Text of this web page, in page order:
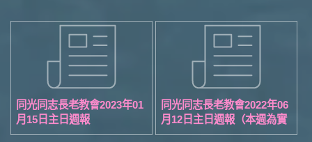
同光同志長老教會2023年01
月15日主日週報
同光同志長老教會2022年06
月12日主日週報（本週為實
體聚會）